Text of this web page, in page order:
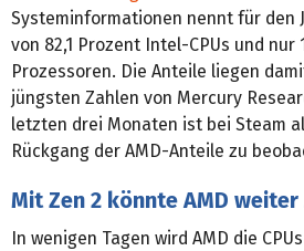
Systeminformationen nennt für den
von 82,1 Prozent Intel-CPUs und nur
Prozessoren. Die Anteile liegen
jüngsten Zahlen von Mercury
letzten drei Monaten ist bei Steam
Rückgang der AMD-Anteile zu
Mit Zen 2 könnte AMD
In wenigen Tagen wird AMD die